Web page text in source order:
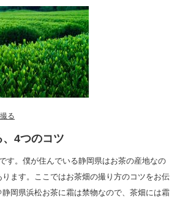
る
4つのコツ
す。僕が住んでいる静岡県はお茶の産地なの
ます。ここではお茶畑の撮り方のコツをお伝
岡県浜松お茶に霜は禁物なので、茶畑には霜